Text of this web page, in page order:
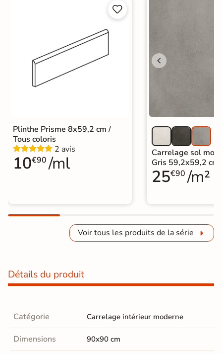


Plinthe Prisme 8x59,2 cm /
Tous coloris
2 avis
10€90 /ml
Carrelage sol
Gris 59,2x59,2 cm
25€90 /m²
Voir tous les produits de la série
Détails du produit
Catégorie Carrelage intérieur moderne
Dimensions 90x90 cm